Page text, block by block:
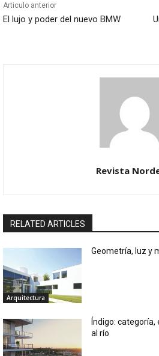
Articulo anterior
El lujo y poder del nuevo BMW
Revista
RELATED ARTICLES
Arquitectura
Geometría, luz y
Índigo:
al río